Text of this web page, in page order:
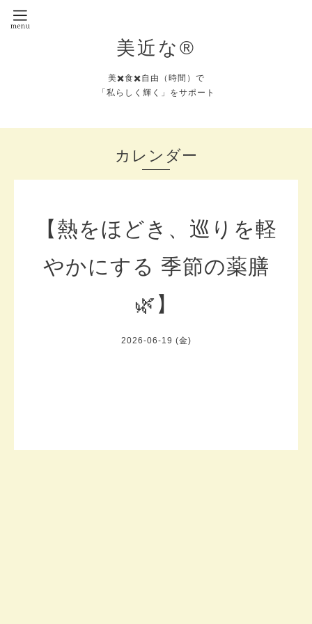
美近な®︎
美✖️食✖️自由（時間）で
「私らしく輝く」をサポート
カレンダー
【熱をほどき、巡りを軽
やかにする 季節の薬膳
🌿】
2026-06-19 (金)